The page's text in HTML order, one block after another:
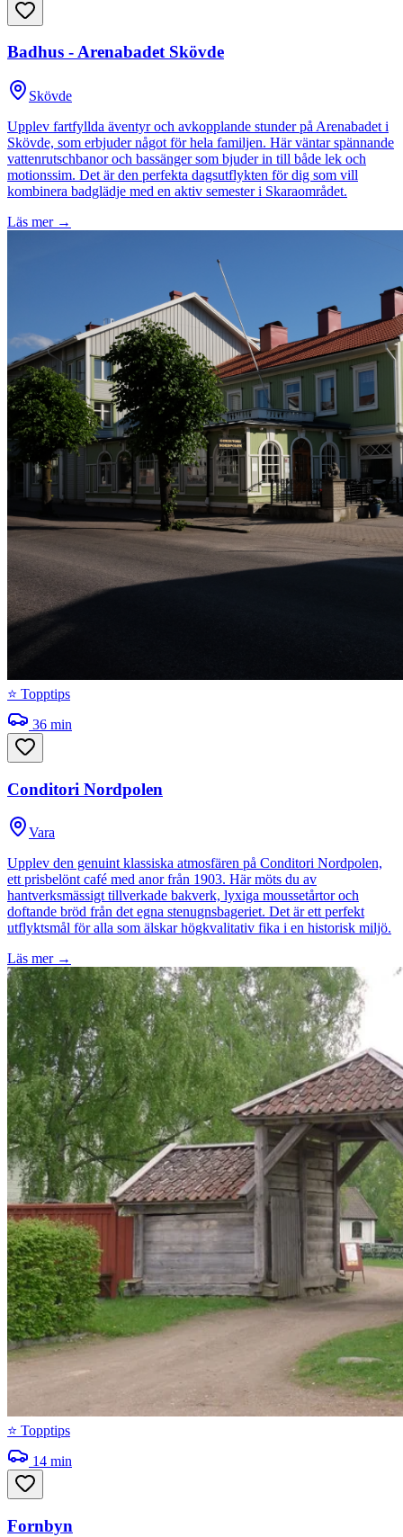
Badhus - Arenabadet Skövde
Skövde
Upplev fartfyllda äventyr och avkopplande stunder på Arenabadet i
Skövde, som erbjuder något för hela familjen. Här väntar spännande
vattenrutschbanor och bassänger som bjuder in till både lek och
motionssim. Det är den perfekta dagsutflykten för dig som vill
kombinera badglädje med en aktiv semester i Skaraområdet.
Läs mer →
⭐ Topptips
36 min
Conditori Nordpolen
Vara
Upplev den genuint klassiska atmosfären på Conditori Nordpolen,
ett prisbelönt café med anor från 1903. Här möts du av
hantverksmässigt tillverkade bakverk, lyxiga moussetårtor och
doftande bröd från det egna stenugnsbageriet. Det är ett perfekt
utflyktsmål för alla som älskar högkvalitativ fika i en historisk miljö.
Läs mer →
⭐ Topptips
14 min
Fornbyn